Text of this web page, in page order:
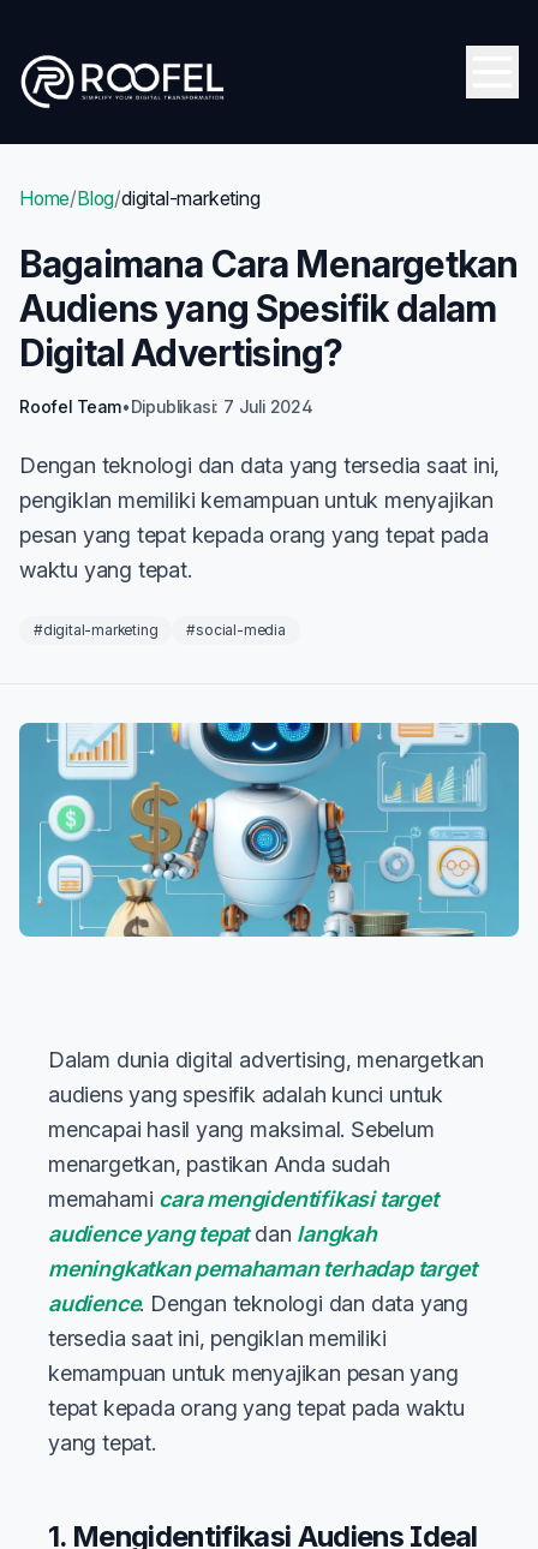
Home/Blog/digital-marketing
Bagaimana Cara Menargetkan
Audiens yang Spesifik dalam
Digital Advertising?
Roofel Team•Dipublikasi: 7 Juli 2024
Dengan teknologi dan data yang tersedia saat ini,
pengiklan memiliki kemampuan untuk menyajikan
pesan yang tepat kepada orang yang tepat pada
waktu yang tepat.
#digital-marketing #social-media
Dalam dunia digital advertising, menargetkan
audiens yang spesifik adalah kunci untuk
mencapai hasil yang maksimal. Sebelum
menargetkan, pastikan Anda sudah
memahami cara mengidentifikasi target
audience yang tepatdan langkah
meningkatkan pemahaman terhadap target
audience. Dengan teknologi dan data yang
tersedia saat ini, pengiklan memiliki
kemampuan untuk menyajikan pesan yang
tepat kepada orang yang tepat pada waktu
yang tepat.
1. Mengidentifikasi Audiens Ideal